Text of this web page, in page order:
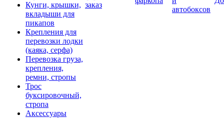
Кунги, крышки,
вкладыши для
пикапов
Крепления для
перевозки лодки
(каяка, серфа)
Перевозка груза,
крепления,
ремни, стропы
Трос
буксировочный,
стропа
Аксессуары
заказ
автобоксов